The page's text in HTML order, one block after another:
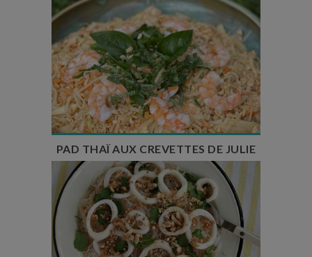
Temps de préparation : 15 min
Temps de cuisson : 5 min
Nombre de couverts : 4 à 6
PAD THAÏ AUX CREVETTES DE JULIE
Temps de préparation : 20 min
Temps de cuisson : 3 min